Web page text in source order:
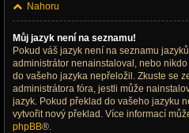
Nahoru
Můj jazyk není na seznamu!
Pokud váš jazyk není na seznamu
administrátor nenainstaloval, nebo nikdo
do vašeho jazyka nepřeložil. Zkuste se
administrátora fóra, jestli může
jazyk. Pokud překlad do vašeho jazyku
vytvořit nový překlad. Více informací
phpBB®.